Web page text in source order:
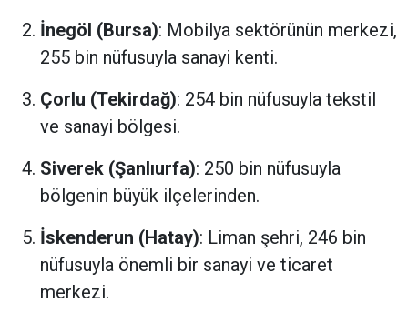
İnegöl (Bursa): Mobilya sektörünün merkezi,
255 bin nüfusuyla sanayi kenti.
Çorlu (Tekirdağ): 254 bin nüfusuyla tekstil
ve sanayi bölgesi.
Siverek (Şanlıurfa): 250 bin nüfusuyla
bölgenin büyük ilçelerinden.
İskenderun (Hatay): Liman şehri, 246 bin
nüfusuyla önemli bir sanayi ve ticaret
merkezi.